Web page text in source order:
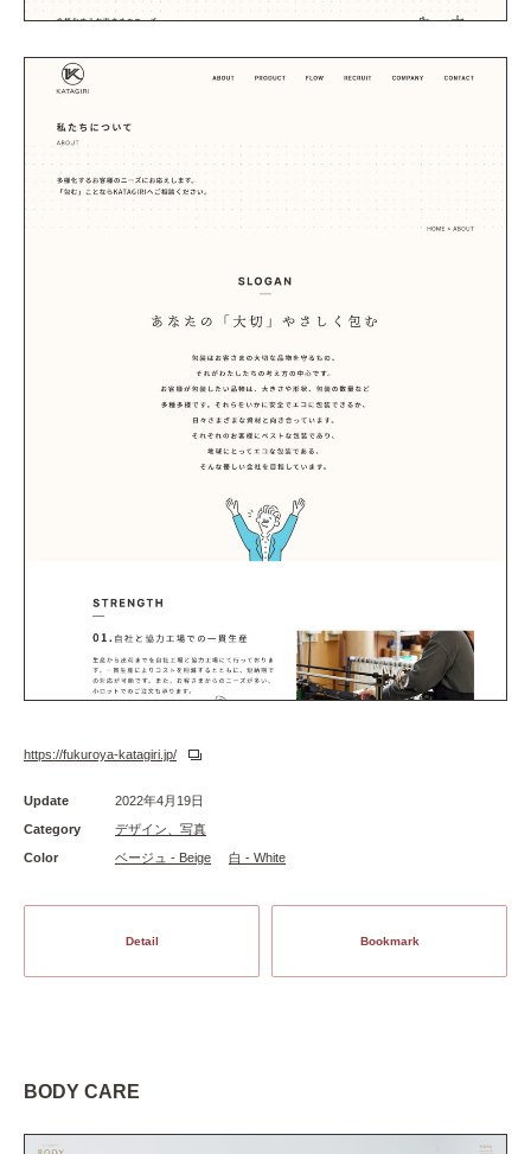
https://fukuroya-katagiri.jp/
Update
2022年4月19日
Category
デザイン、写真
Color
ベージュ - Beige 白 - White
Detail Bookmark
BODY CARE